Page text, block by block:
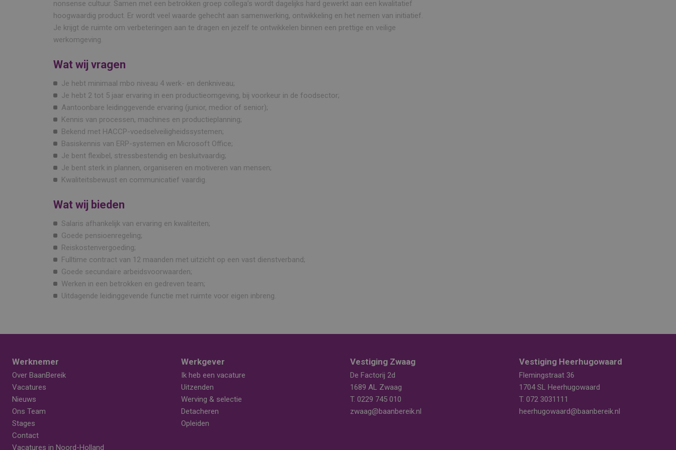
nonsense cultuur. Samen met een betrokken groep collega’s wordt dagelijks hard gewerkt aan een kwalitatief
hoogwaardig product. Er wordt veel waarde gehecht aan samenwerking, ontwikkeling en het nemen van initiatief.
Je krijgt de ruimte om verbeteringen aan te dragen en jezelf te ontwikkelen binnen een prettige en veilige
werkomgeving.
Wat wij vragen
Je hebt minimaal mbo niveau 4 werk- en denkniveau;
Je hebt 2 tot 5 jaar ervaring in een productieomgeving, bij voorkeur in de foodsector;
Aantoonbare leidinggevende ervaring (junior, medior of senior);
Kennis van processen, machines en productieplanning;
Bekend met HACCP-voedselveiligheidssystemen;
Basiskennis van ERP-systemen en Microsoft Office;
Je bent flexibel, stressbestendig en besluitvaardig;
Je bent sterk in plannen, organiseren en motiveren van mensen;
Kwaliteitsbewust en communicatief vaardig.
Wat wij bieden
Salaris afhankelijk van ervaring en kwaliteiten;
Goede pensioenregeling;
Reiskostenvergoeding;
Fulltime contract van 12 maanden met uitzicht op een vast dienstverband;
Goede secundaire arbeidsvoorwaarden;
Werken in een betrokken en gedreven team;
Uitdagende leidinggevende functie met ruimte voor eigen inbreng.
Werknemer
Over BaanBereik
Vacatures
Nieuws
Ons Team
Stages
Contact
Vacatures in Noord-Holland
Werkgever
Ik heb een vacature
Uitzenden
Werving & selectie
Detacheren
Opleiden
Vestiging Zwaag
De Factorij 2d
1689 AL Zwaag
T. 0229 745 010
zwaag@baanbereik.nl
Vestiging Heerhugowaard
Flemingstraat 36
1704 SL Heerhugowaard
T. 072 3031111
heerhugowaard@baanbereik.nl